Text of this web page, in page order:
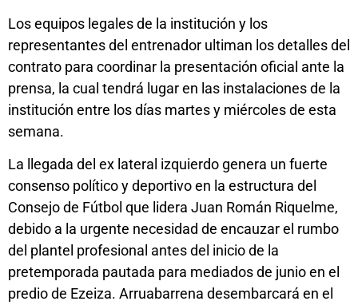
Los equipos legales de la institución y los
representantes del entrenador ultiman los detalles del
contrato para coordinar la presentación oficial ante la
prensa, la cual tendrá lugar en las instalaciones de la
institución entre los días martes y miércoles de esta
semana.
La llegada del ex lateral izquierdo genera un fuerte
consenso político y deportivo en la estructura del
Consejo de Fútbol que lidera Juan Román Riquelme,
debido a la urgente necesidad de encauzar el rumbo
del plantel profesional antes del inicio de la
pretemporada pautada para mediados de junio en el
predio de Ezeiza. Arruabarrena desembarcará en el